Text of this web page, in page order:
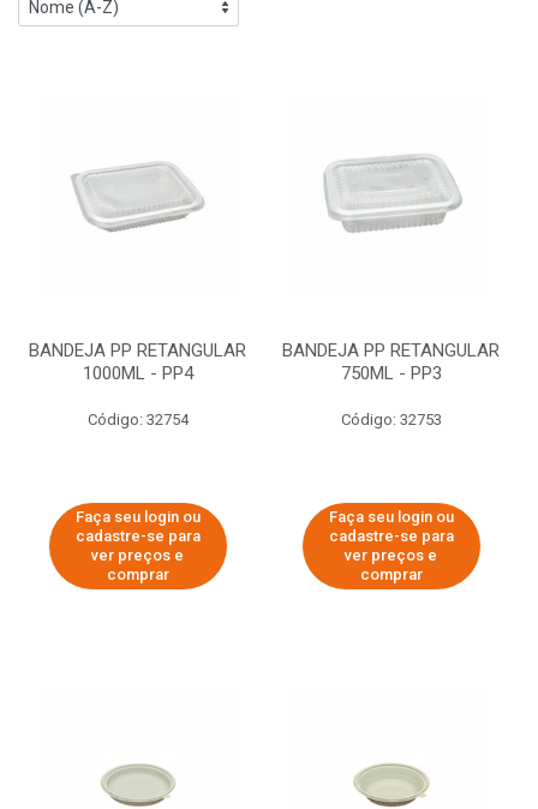
BANDEJA PP RETANGULAR
1000ML - PP4
Código: 32754
Faça seu login ou
cadastre-se para
ver preços e
comprar
BANDEJA PP RETANGULAR
750ML - PP3
Código: 32753
Faça seu login ou
cadastre-se para
ver preços e
comprar